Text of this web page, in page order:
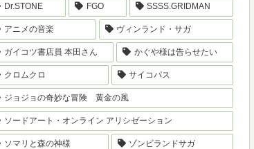
Dr.STONE FGO SSSS.GRIDMAN
アニメの音楽 ヴィンランド・サガ
ガイコツ書店員 本田さん かぐや様は告らせたい
クロムクロ サイコパス
ジョジョの奇妙な冒険 黄金の風
ソードアート・オンライン アリシゼーション
ソマリと森の神様 ゾンビランドサガ